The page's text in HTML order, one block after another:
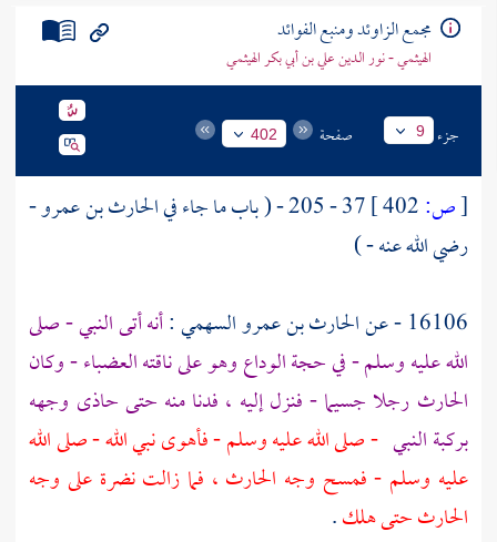
مجمع الزاوئد ومنبع الفوائد
الهيثمي - نور الدين علي بن أبي بكر الهيثمي
جزء 9 صفحة 402
[ص: 37 - 205 - ( باب ما جاء في الحارث بن عمرو-
رضي الله عنه - )
16106 - عن
الحارث بن عمرو السهمي:أنه أتى النبي - صلى
الله عليه وسلم - في حجة الوداع وهو على ناقته العضباء - وكان
الحارث رجلا جسيما - فنزل إليه ، فدنا منه حتى حاذى وجهه
بركبة النبي - صلى الله عليه وسلم - فأهوى نبي الله - صلى الله
عليه وسلم - فمسح وجه الحارث ، فما زالت نضرة على وجه
الحارثحتى هلك.